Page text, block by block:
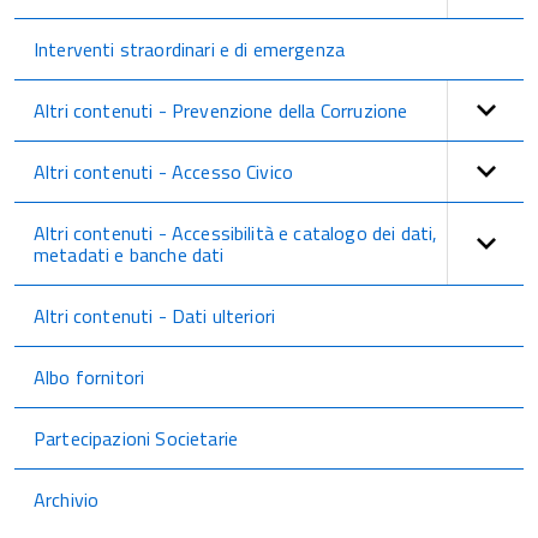
Interventi straordinari e di emergenza
Altri contenuti - Prevenzione della Corruzione
Altri contenuti - Accesso Civico
Altri contenuti - Accessibilità e catalogo dei dati,
metadati e banche dati
Altri contenuti - Dati ulteriori
Albo fornitori
Partecipazioni Societarie
Archivio